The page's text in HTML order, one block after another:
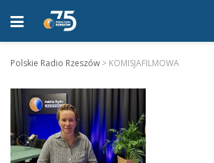
Polskie Radio Rzeszów > KOMISJAFILMOWA